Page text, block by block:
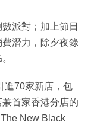
派對；加上節日
潛力，除夕夜錄
進70家新店，包
首家香港分店的
New Black